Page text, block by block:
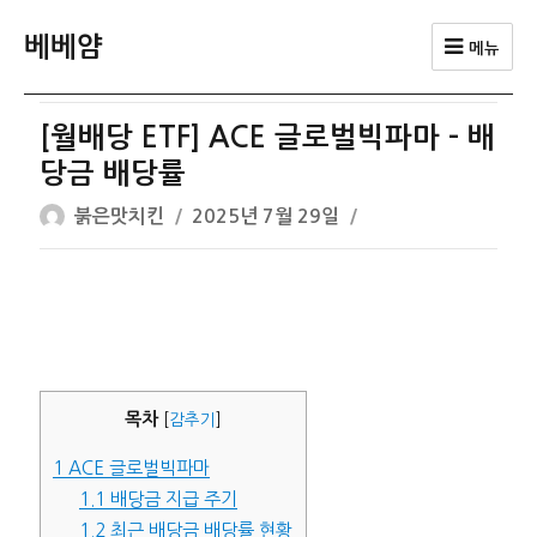
베베얌 메뉴
[월배당 ETF] ACE 글로벌빅파마 – 배
당금 배당률
글
쓴
붉은맛치킨
작
성
2025년 7월 29일
목차 감추기
1 ACE 글로벌빅파마
1.1 배당금 지급 주기
1.2 최근 배당금 배당률 현황